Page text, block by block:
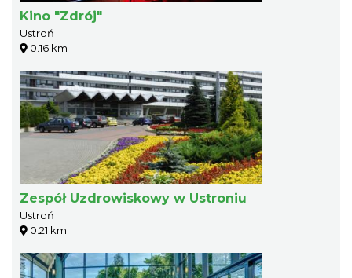
Kino "Zdrój"
Ustroń
0.16 km
Zespół Uzdrowiskowy w Ustroniu
Ustroń
0.21 km